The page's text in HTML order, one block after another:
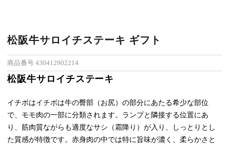
松阪牛サロイチステーキ ギフト
商品番号 430412902214
松阪牛サロイチステーキ
イチボはイチボは牛の臀部（お尻）の部分にあたる希少な部位
で、モモ肉の一部に分類されます。ランプと隣接する位置にあ
り、筋肉質ながらも適度なサシ（霜降り）が入り、しっとりとし
た質感が特徴です。赤身肉の中では特に旨味が濃く、柔らかさと